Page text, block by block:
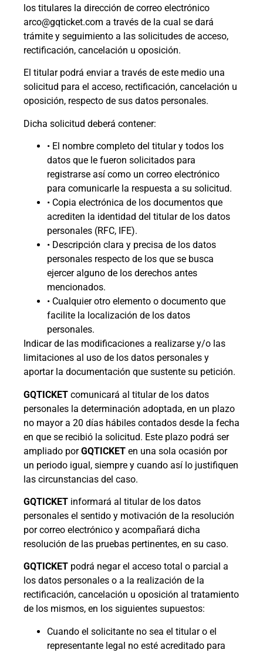
los titulares la dirección de correo electrónico
arco@gqticket.com a través de la cual se dará
trámite y seguimiento a las solicitudes de acceso,
rectificación, cancelación u oposición.
El titular podrá enviar a través de este medio una
solicitud para el acceso, rectificación, cancelación u
oposición, respecto de sus datos personales.
Dicha solicitud deberá contener:
• El nombre completo del titular y todos los
datos que le fueron solicitados para
registrarse así como un correo electrónico
para comunicarle la respuesta a su solicitud.
• Copia electrónica de los documentos que
acrediten la identidad del titular de los datos
personales (RFC, IFE).
• Descripción clara y precisa de los datos
personales respecto de los que se busca
ejercer alguno de los derechos antes
mencionados.
• Cualquier otro elemento o documento que
facilite la localización de los datos
personales.
Indicar de las modificaciones a realizarse y/o las
limitaciones al uso de los datos personales y
aportar la documentación que sustente su petición.
GQTICKET comunicará al titular de los datos
personales la determinación adoptada, en un plazo
no mayor a 20 días hábiles contados desde la fecha
en que se recibió la solicitud. Este plazo podrá ser
ampliado porGQTICKET en una sola ocasión por
un periodo igual, siempre y cuando así lo justifiquen
las circunstancias del caso.
GQTICKET informará al titular de los datos
personales el sentido y motivación de la resolución
por correo electrónico y acompañará dicha
resolución de las pruebas pertinentes, en su caso.
GQTICKET podrá negar el acceso total o parcial a
los datos personales o a la realización de la
rectificación, cancelación u oposición al tratamiento
de los mismos, en los siguientes supuestos:
Cuando el solicitante no sea el titular o el
representante legal no esté acreditado para